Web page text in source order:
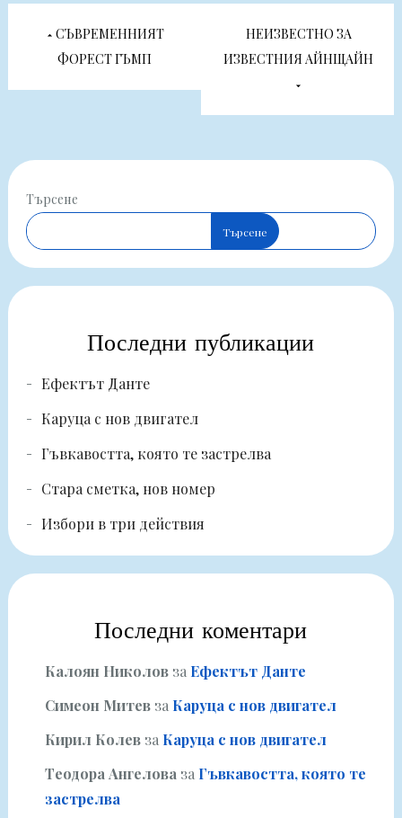
Навигация
СЪВРЕМЕННИЯТ
ФОРЕСТ ГЪМП
НЕИЗВЕСТНО ЗА
ИЗВЕСТНИЯ АЙНЩАЙН
Търсене
Търсене
Последни публикации
Ефектът Данте
Каруца с нов двигател
Гъвкавостта, която те застрелва
Стара сметка, нов номер
Избори в три действия
Последни коментари
Калоян Николовза Ефектът Данте
Симеон Митевза Каруца с нов двигател
Кирил Колевза Каруца с нов двигател
Теодора Ангелова за Гъвкавостта, която те
застрелва